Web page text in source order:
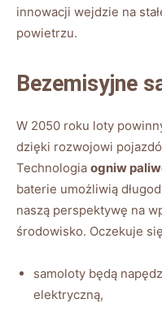
innowacji wejdzie na
powietrzu.
Bezemisyjne
W 2050 roku loty
dzięki rozwojowi
Technologia ogniw
baterie umożliwią
naszą perspektywę na
środowisko. Oczekuje
samoloty będą
elektryczną,